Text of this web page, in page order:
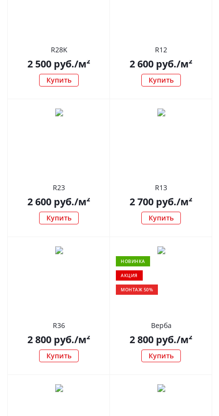
R28K
2 500 руб./м²
Купить
R12
2 600 руб./м²
Купить
R23
2 600 руб./м²
Купить
R13
2 700 руб./м²
Купить
R36
2 800 руб./м²
Купить
НОВИНКА
АКЦИЯ
МОНТАЖ 50%
Верба
2 800 руб./м²
Купить